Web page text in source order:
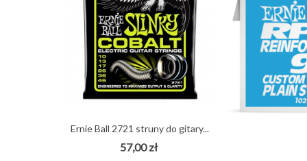
Ernie Ball 2721 struny do gitary...
57,00 zł